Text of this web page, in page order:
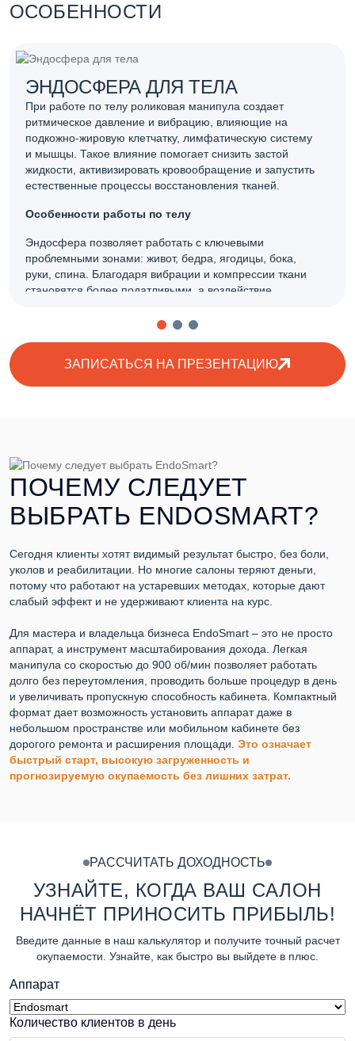
ОСОБЕННОСТИ
ЭНДОСФЕРА ДЛЯ ТЕЛА
При работе по телу роликовая манипула создает
ритмическое давление и вибрацию, влияющие на
подкожно-жировую клетчатку, лимфатическую систему
и мышцы. Такое влияние помогает снизить застой
жидкости, активизировать кровообращение и запустить
естественные процессы восстановления тканей.
Особенности работы по телу
Эндосфера позволяет работать с ключевыми
проблемными зонами: живот, бедра, ягодицы, бока,
руки, спина. Благодаря вибрации и компрессии ткани
становятся более податливыми, а воздействие
Процедура хорошо вписывается в курсовой формат, что
Результат формируется постепенно и предсказуемо,
что позволяет мастеру показывать динамику по
ЗАПИСАТЬСЯ НА ПРЕЗЕНТАЦИЮ
ПОЧЕМУ СЛЕДУЕТ
ВЫБРАТЬ ENDOSMART?
Сегодня клиенты хотят видимый результат быстро, без боли,
уколов и реабилитации. Но многие салоны теряют деньги,
потому что работают на устаревших методах, которые дают
слабый эффект и не удерживают клиента на курс.
Для мастера и владельца бизнеса EndoSmart – это не просто
аппарат, а инструмент масштабирования дохода. Легкая
манипула со скоростью до 900 об/мин позволяет работать
долго без переутомления, проводить больше процедур в день
и увеличивать пропускную способность кабинета. Компактный
формат дает возможность установить аппарат даже в
небольшом пространстве или мобильном кабинете без
дорогого ремонта и расширения площади. Это означает
быстрый старт, высокую загруженность и
прогнозируемую окупаемость без лишних затрат.
РАССЧИТАТЬ ДОХОДНОСТЬ
УЗНАЙТЕ, КОГДА ВАШ САЛОН
НАЧНЁТ ПРИНОСИТЬ ПРИБЫЛЬ!
Введите данные в наш калькулятор и получите точный расчет
окупаемости. Узнайте, как быстро вы выйдете в плюс.
Аппарат
Количество клиентов в день